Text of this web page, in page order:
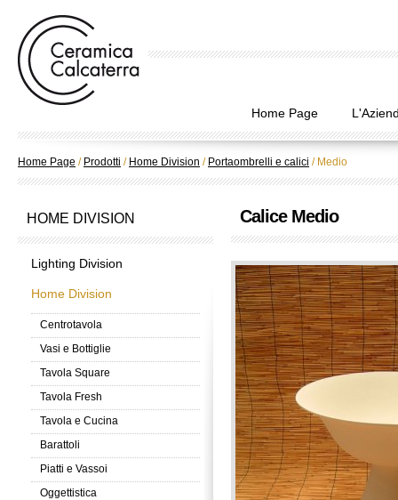
Home Page
Home Page / Prodotti / Home Division / Portaombrelli e calici /Medio
HOME DIVISION
Lighting Division
Home Division
Centrotavola
Vasi e Bottiglie
Tavola Square
Tavola Fresh
Tavola e Cucina
Barattoli
Piatti e Vassoi
Oggettistica
Calice Medio